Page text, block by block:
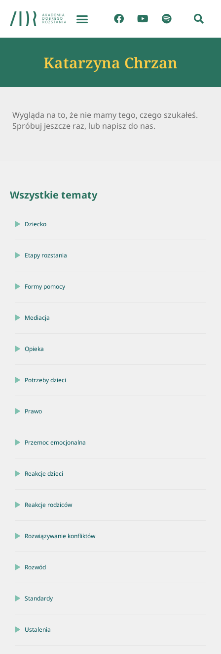
Katarzyna Chrzan
Wygląda na to, że nie mamy tego, czego szukałeś.
Spróbuj jeszcze raz, lub napisz do nas.
Wszystkie tematy
Dziecko
Etapy rozstania
Formy pomocy
Mediacja
Opieka
Potrzeby dzieci
Prawo
Przemoc emocjonalna
Reakcje dzieci
Reakcje rodziców
Rozwiązywanie konfliktów
Rozwód
Standardy
Ustalenia